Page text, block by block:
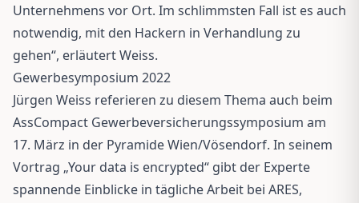
Unternehmens vor Ort. Im schlimmsten Fall ist es auch
notwendig, mit den Hackern in Verhandlung zu
gehen“, erläutert Weiss.
Gewerbesymposium 2022
Jürgen Weiss referieren zu diesem Thema auch beim
AssCompact Gewerbeversicherungssymposium am
17. März in der Pyramide Wien/Vösendorf. In seinem
Vortrag „Your data is encrypted“ gibt der Experte
spannende Einblicke in tägliche Arbeit bei ARES,